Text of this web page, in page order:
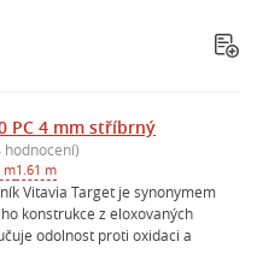
PC 4 mm stříbrný
hodnocení)
m1.61 m
Vitavia Target je synonymem
konstrukce z eloxovaných
odolnost proti oxidaci a